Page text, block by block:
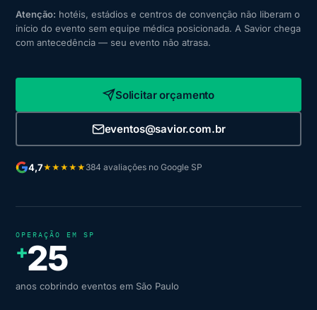
Atenção: hotéis, estádios e centros de convenção não liberam o
início do evento sem equipe médica posicionada. A Savior chega
com antecedência — seu evento não atrasa.
Solicitar orçamento
eventos@savior.com.br
4,7★★★★★ 384 avaliações no Google SP
OPERAÇÃO EM SP
+25
anos cobrindo eventos em São Paulo